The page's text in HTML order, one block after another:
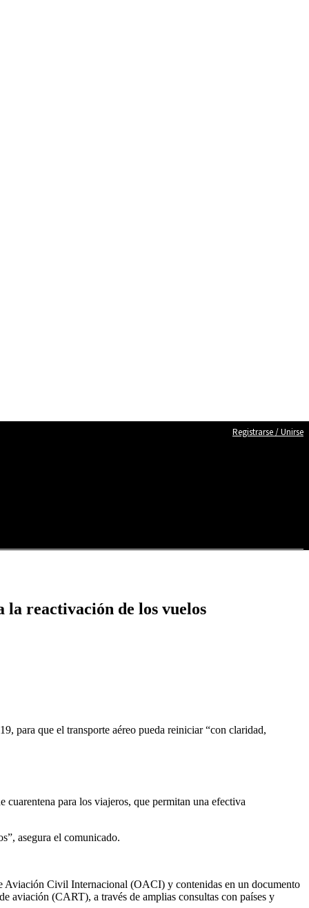
Registrarse / Unirse
reactivación de los vuelos
para que el transporte aéreo pueda reiniciar “con claridad,
para los viajeros, que permitan una efectiva
asegura el comunicado.
Aviación Civil Internacional (OACI) y contenidas en un documento
aviación (CART), a través de amplias consultas con países y